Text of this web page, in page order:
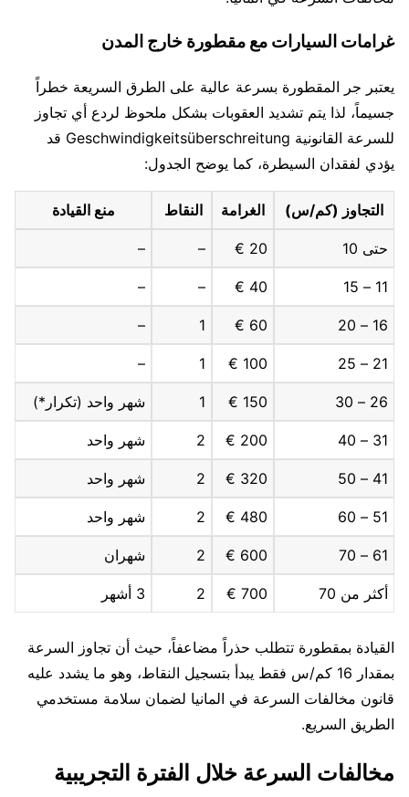
غرامات السيارات مع مقطورة خارج المدن
يعتبر جر المقطورة بسرعة عالية على الطرق السريعة خطراً
جسيماً، لذا يتم تشديد العقوبات بشكل ملحوظ لردع أي تجاوز
للسرعة القانونية Geschwindigkeitsüberschreitung قد
يؤدي لفقدان السيطرة، كما يوضح الجدول:
التجاوز (كم/س) الغرامة النقاط منع القيادة
حتى 10 20 €
–
–
11 – 15
40 €
–
–
16 – 20
60 €
1
–
21 – 25
100 €
1
–
26 – 30
150 €
1 شهر واحد (تكرار*)
31 – 40
200 €
2 شهر واحد
41 – 50
320 €
2 شهر واحد
51 – 60
480 €
2 شهر واحد
61 – 70
600 €
2 شهران
أكثر من 70 700 €
2 3 أشهر
القيادة بمقطورة تتطلب حذراً مضاعفاً، حيث أن تجاوز السرعة
بمقدار 16 كم/س فقط يبدأ بتسجيل النقاط، وهو ما يشدد عليه
قانون مخالفات السرعة في المانيا لضمان سلامة مستخدمي
الطريق السريع.
مخالفات السرعة خلال الفترة التجريبية